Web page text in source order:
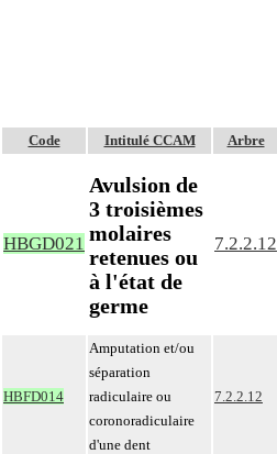
Code Intitulé CCAM Arbre
HBGD021
Avulsion de
3 troisièmes
molaires
retenues ou
à l'état de
germe
7.2.2.12
HBFD014
Amputation et/ou
séparation
radiculaire ou
coronoradiculaire
d'une dent
7.2.2.12